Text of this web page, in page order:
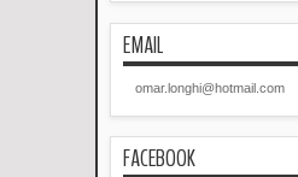
EMAIL
omar.longhi@hotmail.com
FACEBOOK